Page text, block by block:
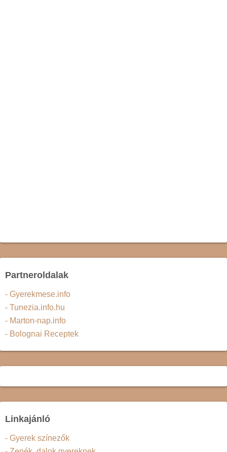
Partneroldalak
- Gyerekmese.info
- Tunezia.info.hu
- Marton-nap.info
- Bolognai Receptek
Linkajánló
- Gyerek színezők